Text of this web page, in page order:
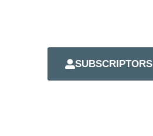
SUBSCRIPTORS